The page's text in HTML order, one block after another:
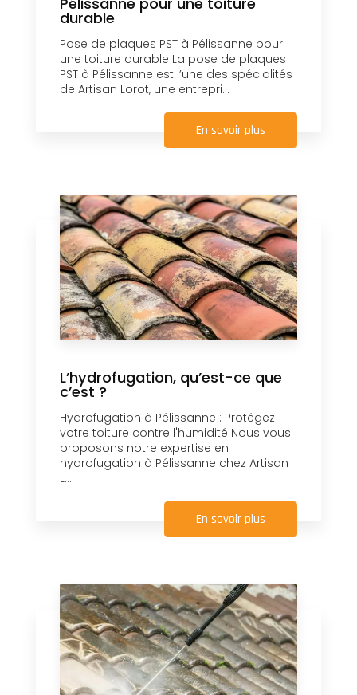
durable
Pose de plaques PST à Pélissanne pour
une toiture durable La pose de plaques
PST à Pélissanne est l’une des spécialités
de Artisan Lorot, une entrepri...
En savoir plus
L’hydrofugation, qu’est-ce que
c’est ?
Hydrofugation à Pélissanne : Protégez
votre toiture contre l'humidité Nous vous
proposons notre expertise en
hydrofugation à Pélissanne chez Artisan
L...
En savoir plus